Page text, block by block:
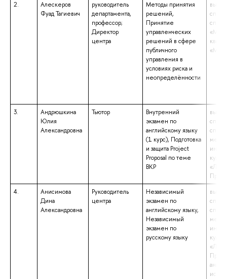
2.
Алескеров
Фуад Тагиевич
руководитель
департамента,
профессор;
Директор
центра
Методы принятия
решений,
Принятие
управленческих
решений в сфере
публичного
управления в
условиях риска и
неопределённости
3.
Андрюшкина
Юлия
Александровна
Тьютор
Внутренний
экзамен по
английскому языку
(1 курс), Подготовка
и защита Project
Proposal по теме
ВКР
4.
Анисимова
Дина
Александровна
Руководитель
центра
Независимый
экзамен по
английскому языку,
Независимый
экзамен по
русскому языку